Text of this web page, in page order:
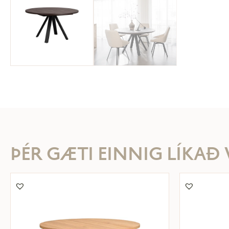
ÞÉR GÆTI EINNIG